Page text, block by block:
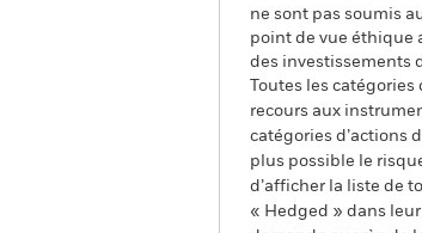
ne sont pas soumis
point de vue éthique
des investissements
Toutes les
recours aux
catégories d’actions
plus possible le
d’afficher la liste de
« Hedged » dans